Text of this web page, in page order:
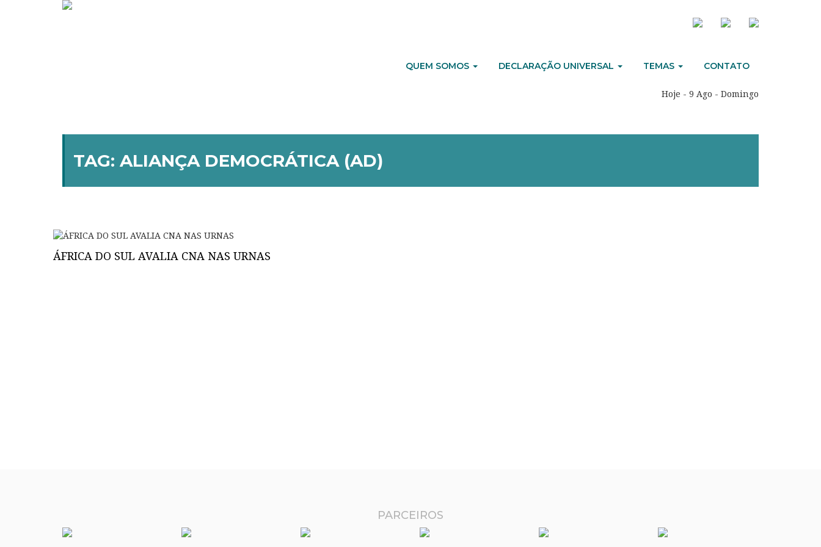
QUEM SOMOS DECLARAÇÃO UNIVERSAL TEMAS CONTATO
Hoje - 9 Ago - Domingo
TAG: ALIANÇA DEMOCRÁTICA (AD)
ÁFRICA DO SUL AVALIA CNA NAS URNAS
PARCEIROS